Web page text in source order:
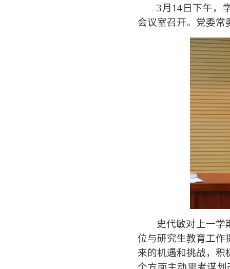
3月14日下午，
会议室召开。党委常
史代敏对上一学
位与研究生教育工作
来的机遇和挑战，积